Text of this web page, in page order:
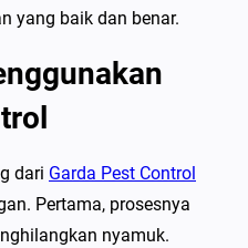
yang baik dan benar.
dari Garda Pest Control
Pertama, prosesnya
nyamuk.